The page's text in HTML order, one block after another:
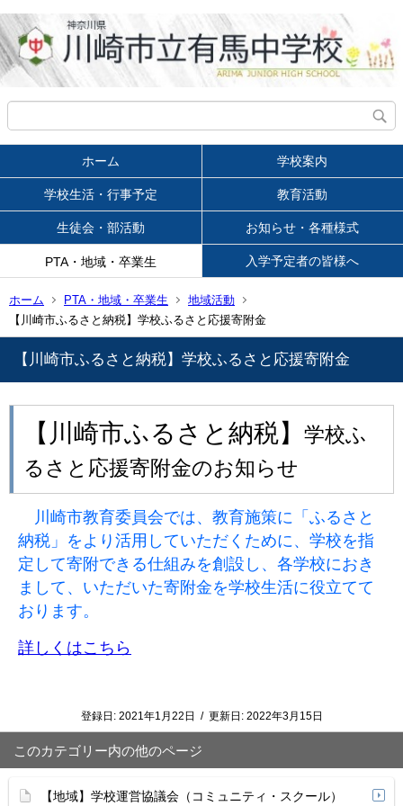
ホーム 学校案内
学校生活・行事予定 教育活動
生徒会・部活動 お知らせ・各種様式
PTA・地域・卒業生 入学予定者の皆様へ
ホーム PTA・地域・卒業生
地域活動
【川崎市ふるさと納税】学校ふるさと応援寄附金
【川崎市ふるさと納税】学校ふるさと応援寄附金
【川崎市ふるさと納税】 学校ふ
るさと応援寄附金のお知らせ
川崎市教育委員会では、教育施策に「ふるさと
納税」をより活用していただくために、学校を指
定して寄附できる仕組みを創設し、各学校におき
まして、いただいた寄附金を学校生活に役立てて
おります。
詳しくはこちら
登録日: 2021年1月22日 / 更新日: 2022年3月15日
このカテゴリー内の他のページ
【地域】学校運営協議会（コミュニティ・スクール）